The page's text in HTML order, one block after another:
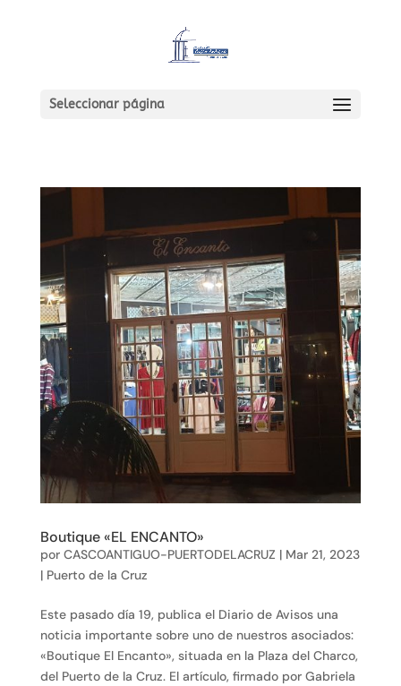
Seleccionar página
Boutique «EL ENCANTO»
por CASCOANTIGUO-PUERTODELACRUZ | Mar 21, 2023
| Puerto de la Cruz
Este pasado día 19, publica el Diario de Avisos una
noticia importante sobre uno de nuestros asociados:
«Boutique El Encanto», situada en la Plaza del Charco,
del Puerto de la Cruz. El artículo, firmado por Gabriela